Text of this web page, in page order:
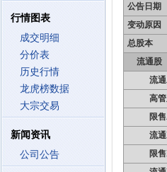
行情图表
成交明细
分价表
历史行情
龙虎榜数据
大宗交易
新闻资讯
公司公告
公告日期
变动原因
总股本
流通股
流
高
限
流
限